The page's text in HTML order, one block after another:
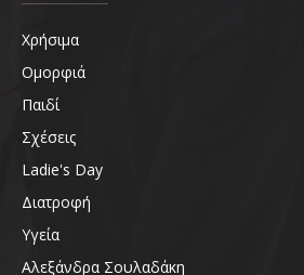
Χρήσιμα
Ομορφιά
Παιδί
Σχέσεις
Ladie's Day
Διατροφή
Υγεία
Αλεξάνδρα Σουλαδάκη